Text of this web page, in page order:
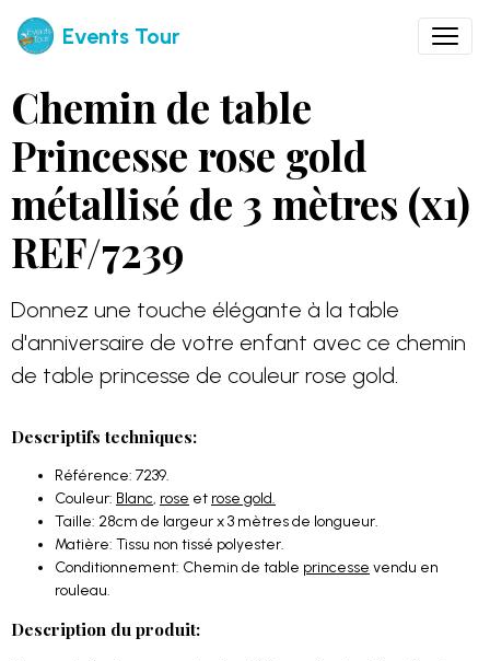
Events Tour
Chemin de table
Princesse rose gold
métallisé de 3 mètres (x1)
REF/7239
Donnez une touche élégante à la table
d'anniversaire de votre enfant avec ce chemin
de table princesse de couleur rose gold.
Descriptifs techniques:
Référence: 7239.
Couleur: Blanc, rose et rose gold.
Taille: 28cm de largeur x 3 mètres de longueur.
Matière: Tissu non tissé polyester.
Conditionnement: Chemin de table princesse vendu en
rouleau.
Description du produit: